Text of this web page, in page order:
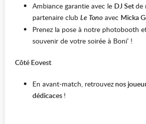
Ambiance garantie avec le DJ Setde
partenaire club Le Tono avec Micka
Prenez la pose à notre photobooth
souvenir de votre soirée à Boni’ !
Côté Eovest
En avant-match, retrouvez nos
dédicaces !